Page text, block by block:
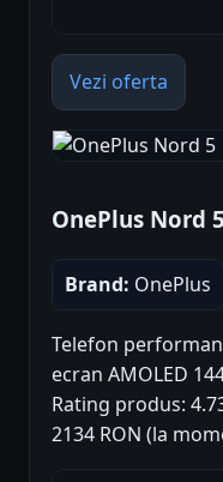
Vezi oferta
OnePlus Nord 5
Brand: OnePlus
Telefon
ecran AMOLED
Rating produs:
2134 RON (la